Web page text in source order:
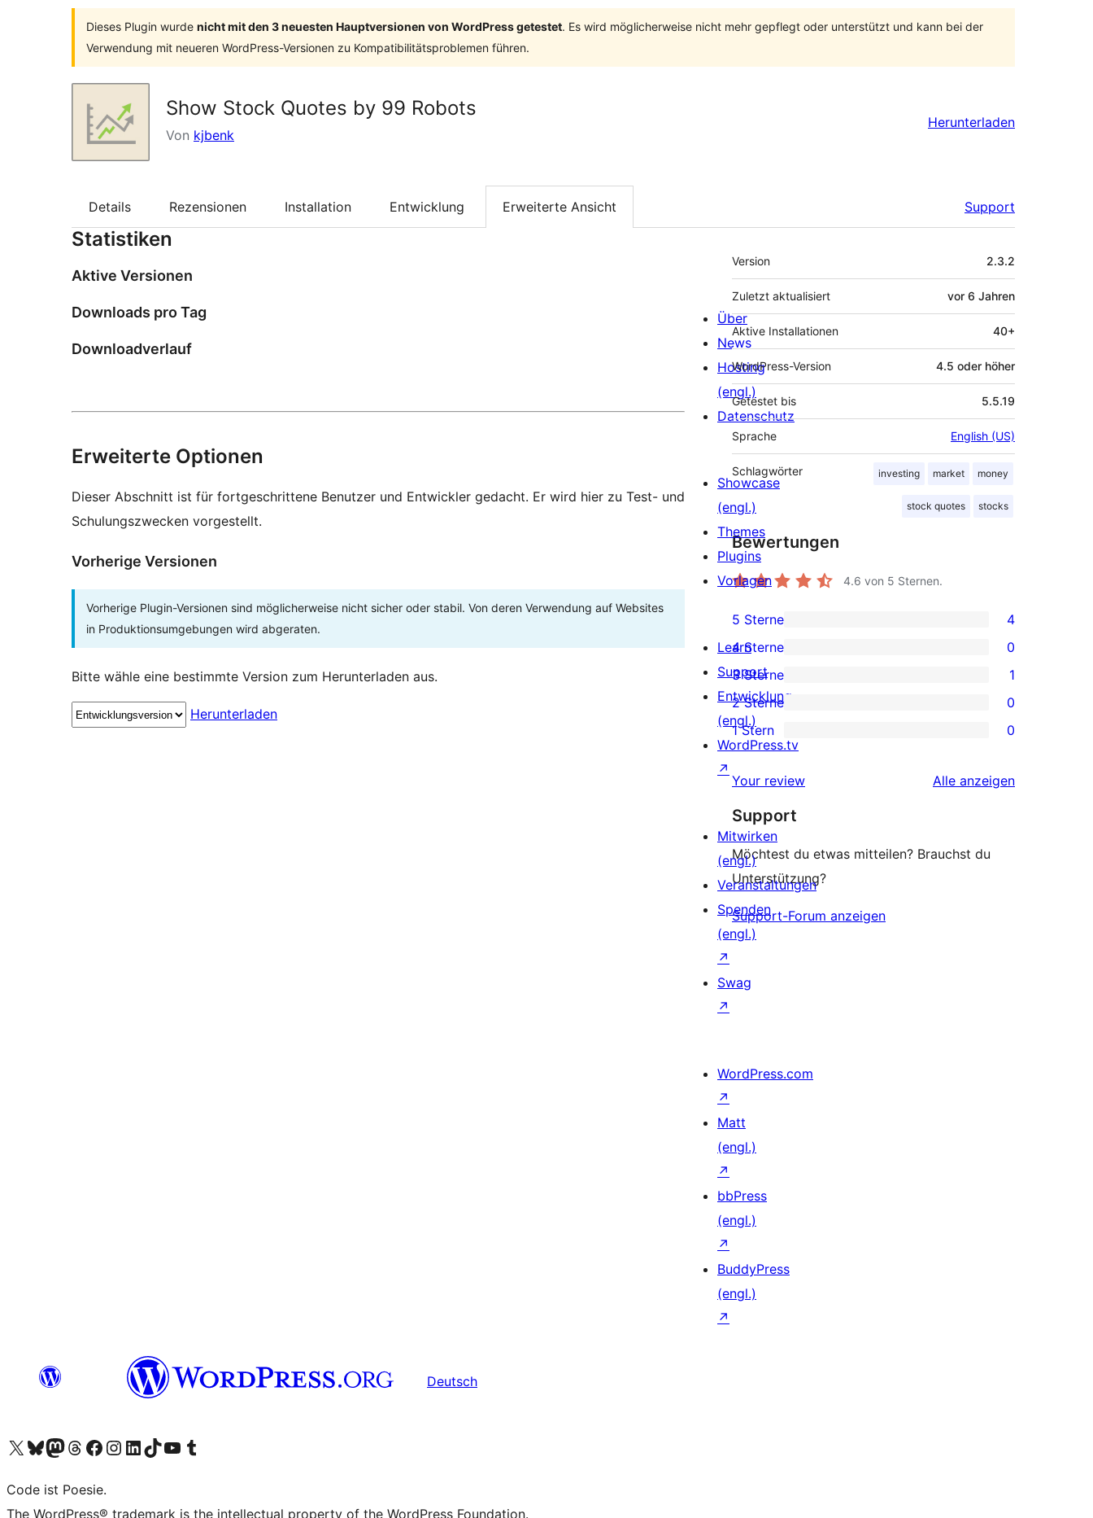
Dieses Plugin wurde nicht mit den 3 neuesten Hauptversionen von WordPress getestet. Es wird möglicherweise nicht mehr gepflegt oder unterstützt und kann bei der
Verwendung mit neueren WordPress-Versionen zu Kompatibilitätsproblemen führen.
Show Stock Quotes by 99 Robots
Von kjbenk
Herunterladen
Details Rezensionen Installation Entwicklung Erweiterte Ansicht Support
Statistiken
Aktive Versionen
Downloads pro Tag
Downloadverlauf
Erweiterte Optionen
Dieser Abschnitt ist für fortgeschrittene Benutzer und Entwickler gedacht. Er wird hier zu Test- und
Schulungszwecken vorgestellt.
Vorherige Versionen
Vorherige Plugin-Versionen sind möglicherweise nicht sicher oder stabil. Von deren Verwendung auf Websites
in Produktionsumgebungen wird abgeraten.
Bitte wähle eine bestimmte Version zum Herunterladen aus.
Herunterladen
Meta
Version 2.3.2
Zuletzt aktualisiert vor 6 Jahren
Aktive Installationen 40+
WordPress-Version 4.5 oder höher
Getestet bis 5.5.19
Sprache English (US)
Schlagwörter investing market money
stock quotes stocks
Bewertungen
4.6 von 5 Sternen.
4 5-
Sterne-
Rezensionen
5 Sterne 4
0 4-
Sterne-
Rezensionen
4 Sterne 0
1 3-
Sterne-
Rezension
3 Sterne 1
0 2-
Sterne-
2 Sterne 0
0 1-
Rezensionen
1 Stern 0
Your review Alle Rezensionen
anzeigen
Support
Möchtest du etwas mitteilen? Brauchst du
Unterstützung?
Support-Forum anzeigen
Über
News
Hosting
(engl.)
Datenschutz
Showcase
(engl.)
Themes
Plugins
Vorlagen
Learn
Support
Entwicklung
(engl.)
WordPress.tv
↗
Mitwirken
(engl.)
Veranstaltungen
Spenden
(engl.)
↗
Swag
↗
WordPress.com
↗
Matt
(engl.)
↗
bbPress
(engl.)
↗
BuddyPress
(engl.)
↗
Deutsch
Unser X-Konto (früher Twitter) besuchen
Unser Bluesky-Konto besuchen
Unser Mastodon-Konto besuchen
Unser Threads-Konto besuchen
Unsere Facebook-Seite besuchen
Unser Instagram-Konto besuchen
Unser LinkedIn-Konto besuchen
Unser TikTok-Konto besuchen
Unseren YouTube-Kanal besuchen
Unser Tumblr-Konto besuchen
Code ist Poesie.
The WordPress® trademark is the intellectual property of the WordPress Foundation.